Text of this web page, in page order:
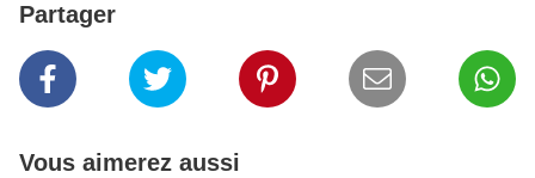
Partager
Vous aimerez aussi